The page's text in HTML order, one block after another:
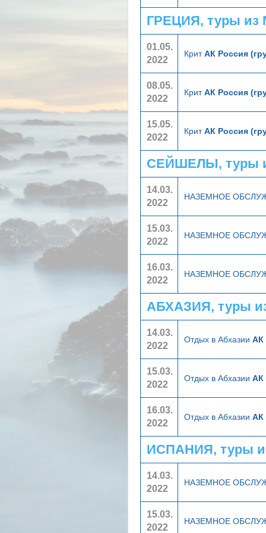
ГРЕЦИЯ, туры из
01.05.
2022
КритАК Россия
08.05.
2022
КритАК Россия
15.05.
2022
КритАК Россия
СЕЙШЕЛЫ, туры
14.03.
2022
НАЗЕМНОЕ
15.03.
2022
НАЗЕМНОЕ
16.03.
2022
НАЗЕМНОЕ
АБХАЗИЯ, туры
14.03.
2022
Отдых в Абхазии АК
15.03.
2022
Отдых в Абхазии АК
16.03.
2022
Отдых в Абхазии АК
ИСПАНИЯ, туры
14.03.
2022
НАЗЕМНОЕ
15.03.
2022
НАЗЕМНОЕ